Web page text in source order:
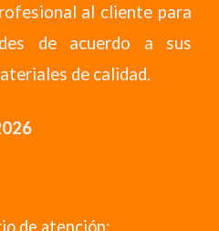
al cliente para
de acuerdo a sus
de calidad.
de atención: